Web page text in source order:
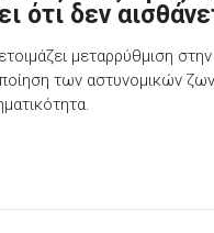
ότι δεν
μεταρρύθμιση
των αστυνομικών